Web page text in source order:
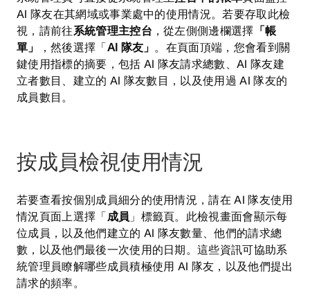
AI 隊友在其網域或事業處中的使用情況。若要存取此檢
視，請前往系統管理主控台 ，從左側側邊欄選擇 「帳
單」
，然後選擇「AI 隊友」
。在頁面頂端，您會看到關
鍵使用指標的摘要，包括 AI 隊友請求總數、AI 隊友建
立者數目、建立的 AI 隊友數目，以及使用過 AI 隊友的
成員數目。
按成員檢視使用情況
若要查看按個別成員細分的使用情況，請在 AI 隊友使用
情況頁面上選擇「 成員 」標籤頁。此檢視畫面會顯示每
位成員，以及他們建立的 AI 隊友數量、他們的請求總
數，以及他們最後一次使用的日期。這些資訊可協助系
統管理員瞭解哪些成員積極使用 AI 隊友，以及他們提出
請求的頻率。